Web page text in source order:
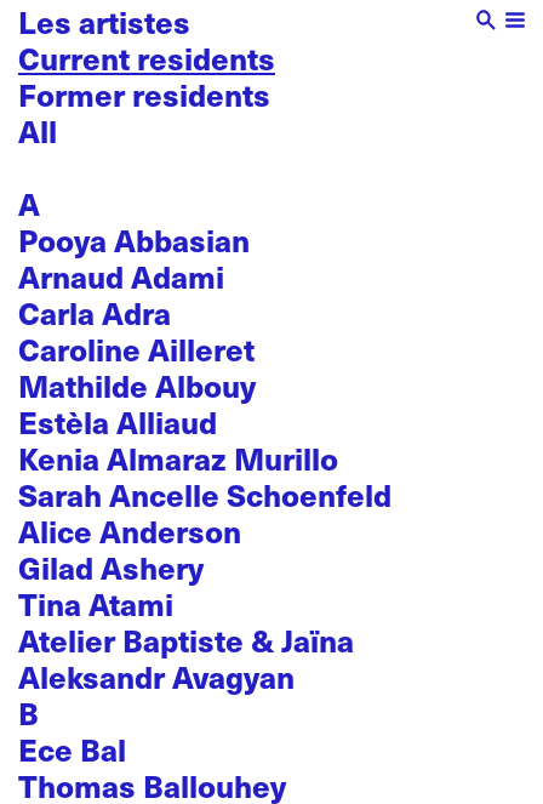
Les artistes
Current residents
Former residents
All
A
Pooya Abbasian
Arnaud Adami
Carla Adra
Caroline Ailleret
Mathilde Albouy
Estèla Alliaud
Kenia Almaraz Murillo
Sarah Ancelle Schoenfeld
Alice Anderson
Gilad Ashery
Tina Atami
Atelier Baptiste & Jaïna
Aleksandr Avagyan
B
Ece Bal
Thomas Ballouhey